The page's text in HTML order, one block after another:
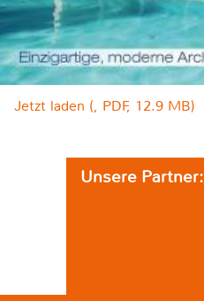
Jetzt laden (, PDF, 12.9 MB)
Unsere Partner: